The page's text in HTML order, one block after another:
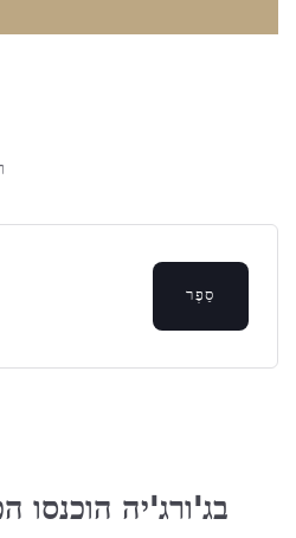
סֵפֶר
בג'ורג'יה הוכנסו